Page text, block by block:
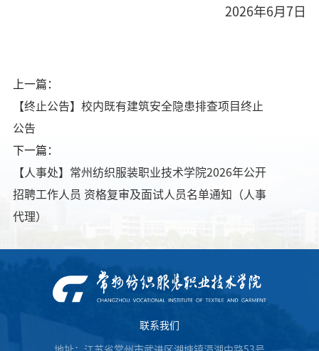
2026年6月7日
上一篇：
【终止公告】校内既有建筑安全隐患排查项目终止
公告
下一篇：
【人事处】常州纺织服装职业技术学院2026年公开
招聘工作人员 资格复审及面试人员名单通知（人事
代理）
联系我们